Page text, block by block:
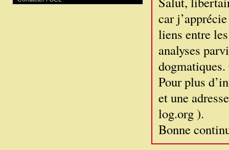
car
liens entre
analyses
Pour plus
et une
log.org ).
Bonne